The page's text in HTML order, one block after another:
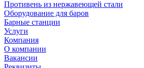
Противень из нержавеющей стали
Оборудование для баров
Барные станции
Услуги
Компания
О компании
Вакансии